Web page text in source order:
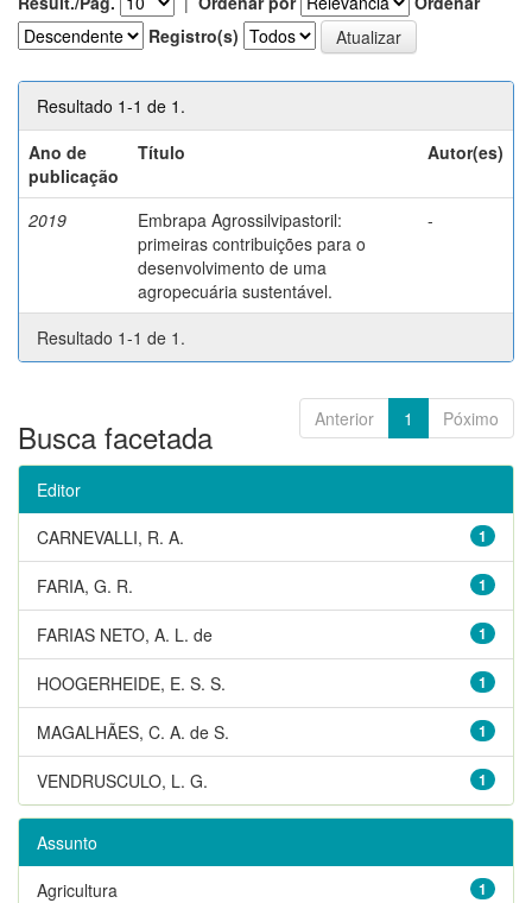
Registro(s)
Resultado 1-1 de 1.
Ano de
publicação
Título Autor(es)
2019
Embrapa Agrossilvipastoril:
primeiras contribuições para o
desenvolvimento de uma
agropecuária sustentável.
-
Resultado 1-1 de 1.
Anterior 1 Póximo
Busca facetada
Editor
1
CARNEVALLI, R. A.
1
FARIA, G. R.
1
FARIAS NETO, A. L. de
1
HOOGERHEIDE, E. S. S.
1
MAGALHÃES, C. A. de S.
1
VENDRUSCULO, L. G.
Assunto
1
Agricultura